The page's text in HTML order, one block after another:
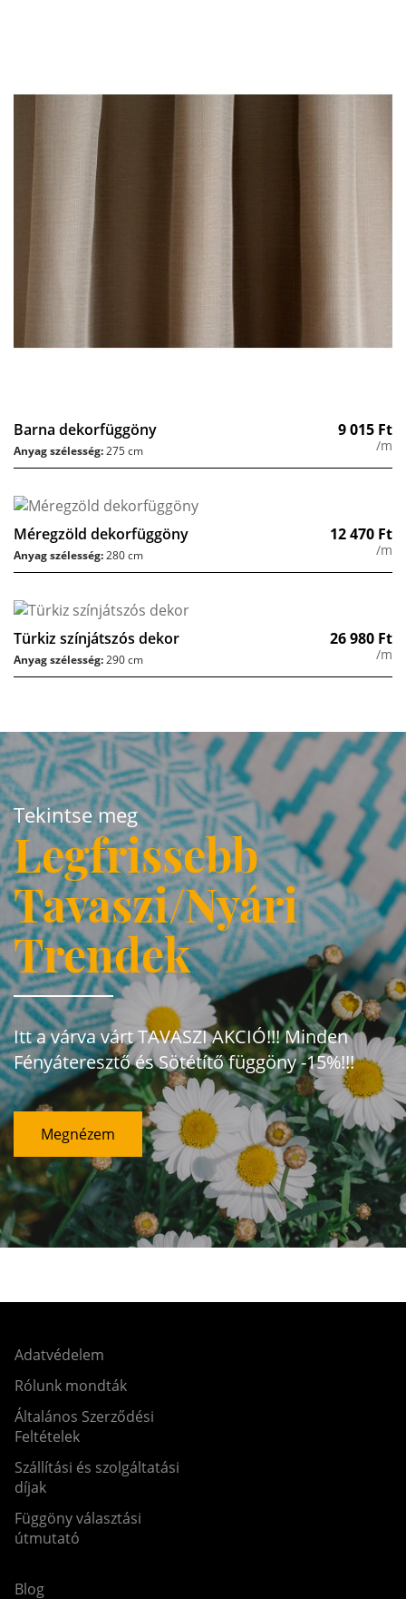
Barna dekorfüggöny 9 015 Ft
/m
Anyag szélesség:275 cm
Méregzöld dekorfüggöny 12 470 Ft
/m
Anyag szélesség:280 cm
Türkiz színjátszós dekor 26 980 Ft
/m
Anyag szélesség:290 cm
Tekintse meg
Legfrissebb
Tavaszi/Nyári
Trendek
Itt a várva várt TAVASZI AKCIÓ!!! Minden
Fényáteresztő és Sötétítő függöny -15%!!!
Megnézem
Adatvédelem
Rólunk mondták
Általános Szerződési
Feltételek
Szállítási és szolgáltatási
díjak
Függöny választási
útmutató
Blog